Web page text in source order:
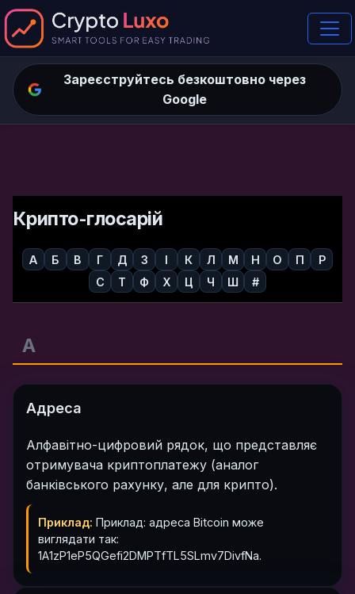
Зареєструйтесь безкоштовно через
Google
Крипто-глосарій
А Б В Г Д З І К Л М Н О П
Р
С
Т Ф Х Ц Ч Ш #
А
Адреса
Алфавітно-цифровий рядок, що представляє
отримувача криптоплатежу (аналог
банківського рахунку, але для крипто).
Приклад: Приклад: адреса Bitcoin може
виглядати так:
1A1zP1eP5QGefi2DMPTfTL5SLmv7DivfNa.